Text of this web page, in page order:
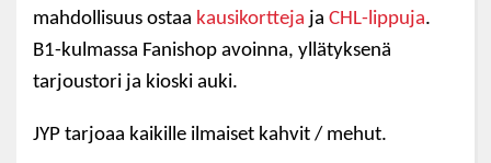
mahdollisuus ostaa kausikortteja ja CHL-lippuja.
B1-kulmassa Fanishop avoinna, yllätyksenä
tarjoustori ja kioski auki.
JYP tarjoaa kaikille ilmaiset kahvit / mehut.